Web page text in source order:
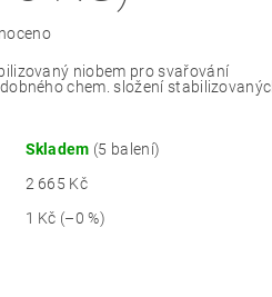
niobem pro svařování
chem. složení
Skladem (5 balení)
2 665 Kč
1 Kč (–0 %)